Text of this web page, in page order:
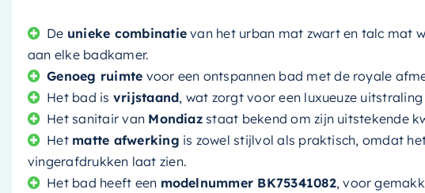
De unieke combinatie van het urban mat zwart en talc mat
aan elke badkamer.
Genoeg ruimte voor een ontspannen bad met de royale
Het bad is vrijstaand, wat zorgt voor een luxueuze
Het sanitair van Mondiazstaat bekend om zijn uitstekende
Het matte afwerking is zowel stijlvol als praktisch, omdat
vingerafdrukken laat zien.
Het bad heeft een modelnummer BK75341082, voor